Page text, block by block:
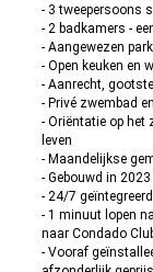
- 3 tweepersoons
- 2 badkamers -
- Aangewezen
- Open keuken en
- Aanrecht,
- Privé zwembad
- Oriëntatie op het
leven
- Maandelijkse
- Gebouwd in 2023
- 24/7
- 1 minuut lopen
naar Condado
- Vooraf